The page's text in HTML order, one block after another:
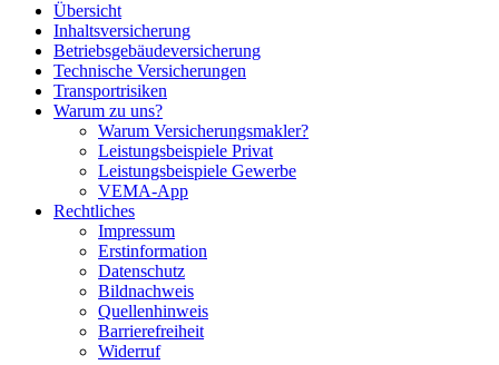
Übersicht
Inhaltsversicherung
Betriebsgebäudeversicherung
Technische Versicherungen
Transportrisiken
Warum zu uns?
Warum Versicherungsmakler?
Leistungsbeispiele Privat
Leistungsbeispiele Gewerbe
VEMA-App
Rechtliches
Impressum
Erstinformation
Datenschutz
Bildnachweis
Quellenhinweis
Barrierefreiheit
Widerruf